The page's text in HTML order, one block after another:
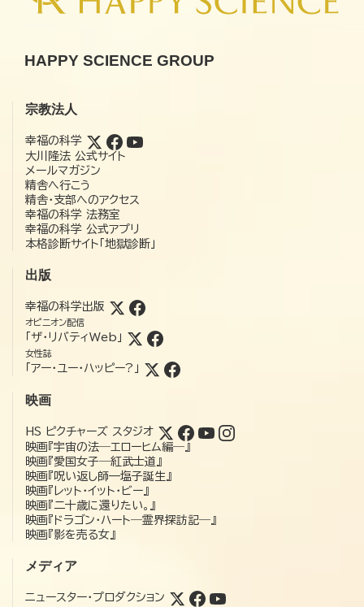
HAPPY SCIENCE GROUP
宗教法人
幸福の科学
大川隆法 公式サイト
メールマガジン
精舎へ行こう
精舎・支部へのアクセス
幸福の科学 法務室
幸福の科学 公式アプリ
本格診断サイト「地獄診断」
出版
幸福の科学出版
オピニオン配信
「ザ・リバティWeb」
女性誌
「アー・ユー・ハッピー?」
映画
HS ピクチャーズ スタジオ
映画『宇宙の法―エローヒム編―』
映画『愛国女子―紅武士道』
映画『呪い返し師—塩子誕生』
映画『レット・イット・ビー』
映画『二十歳に還りたい。』
映画『ドラゴン・ハート―霊界探訪記―』
映画『影を売る女』
メディア
ニュースター・プロダクション